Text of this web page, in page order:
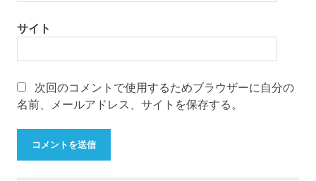
サイト
次回のコメントで使用するためブラウザーに自分の
名前、メールアドレス、サイトを保存する。